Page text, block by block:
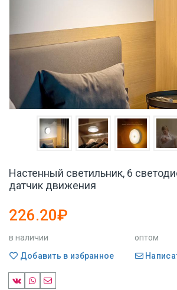
Настенный светильник, 6
датчик движения
226.20₽
в наличии
оптом
Добавить в избранное